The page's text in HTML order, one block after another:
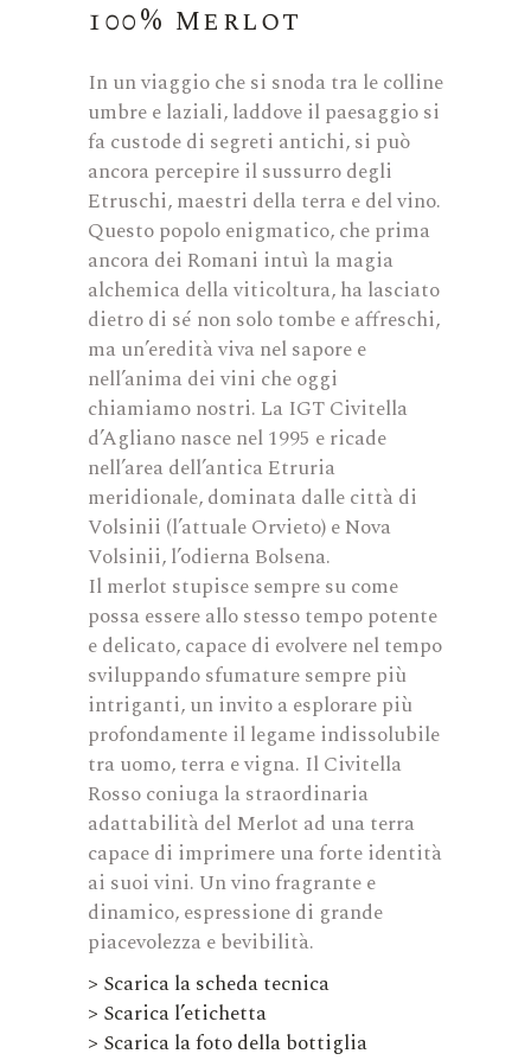
100% Merlot
In un viaggio che si snoda tra le colline
umbre e laziali, laddove il paesaggio si
fa custode di segreti antichi, si può
ancora percepire il sussurro degli
Etruschi, maestri della terra e del vino.
Questo popolo enigmatico, che prima
ancora dei Romani intuì la magia
alchemica della viticoltura, ha lasciato
dietro di sé non solo tombe e affreschi,
ma un’eredità viva nel sapore e
nell’anima dei vini che oggi
chiamiamo nostri. La IGT Civitella
d’Agliano nasce nel 1995 e ricade
nell’area dell’antica Etruria
meridionale, dominata dalle città di
Volsinii (l’attuale Orvieto) e Nova
Volsinii, l’odierna Bolsena.
Il merlot stupisce sempre su come
possa essere allo stesso tempo potente
e delicato, capace di evolvere nel tempo
sviluppando sfumature sempre più
intriganti, un invito a esplorare più
profondamente il legame indissolubile
tra uomo, terra e vigna. Il Civitella
Rosso coniuga la straordinaria
adattabilità del Merlot ad una terra
capace di imprimere una forte identità
ai suoi vini. Un vino fragrante e
dinamico, espressione di grande
piacevolezza e bevibilità.
> Scarica la scheda tecnica
> Scarica l’etichetta
> Scarica la foto della bottiglia